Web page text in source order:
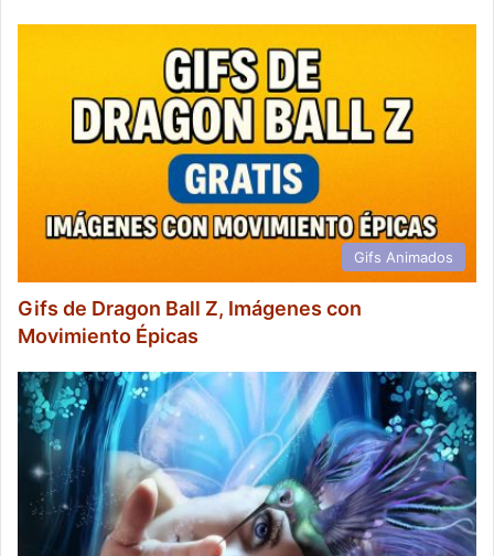
Gifs Animados
Gifs de Dragon Ball Z, Imágenes con
Movimiento Épicas